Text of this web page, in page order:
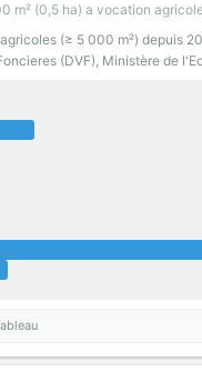
m² (0,5 ha) a vocation
(≥ 5 000 m²) depuis
(DVF), Ministère de